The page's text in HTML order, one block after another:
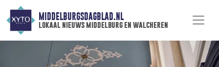
MIDDELBURGSDAGBLAD.NL
lokaal nieuws middelburg en walcheren